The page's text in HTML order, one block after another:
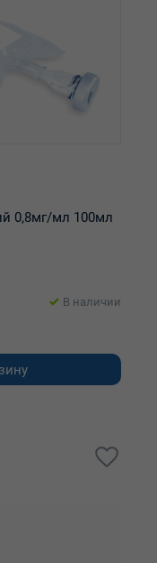
0,8мг/мл 100мл
В наличии